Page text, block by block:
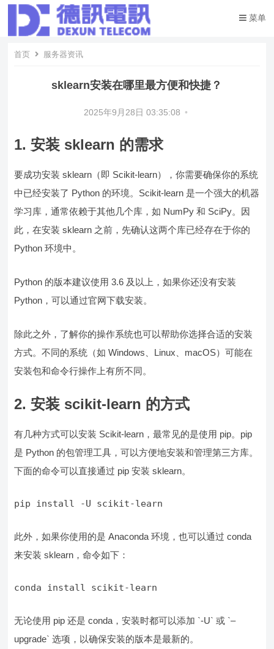
菜单
首页 服务器资讯
sklearn安装在哪里最方便和快捷？
2025年9月28日 03:35:08 •
1. 安装 sklearn 的需求
要成功安装 sklearn（即 Scikit-learn），你需要确保你的系统
中已经安装了 Python 的环境。Scikit-learn 是一个强大的机器
学习库，通常依赖于其他几个库，如 NumPy 和 SciPy。因
此，在安装 sklearn 之前，先确认这两个库已经存在于你的
Python 环境中。
Python 的版本建议使用 3.6 及以上，如果你还没有安装
Python，可以通过官网下载安装。
除此之外，了解你的操作系统也可以帮助你选择合适的安装
方式。不同的系统（如 Windows、Linux、macOS）可能在
安装包和命令行操作上有所不同。
2. 安装 scikit-learn 的方式
有几种方式可以安装 Scikit-learn，最常见的是使用 pip。pip
是 Python 的包管理工具，可以方便地安装和管理第三方库。
下面的命令可以直接通过 pip 安装 sklearn。
pip install -U scikit-learn
此外，如果你使用的是 Anaconda 环境，也可以通过 conda
来安装 sklearn，命令如下：
conda install scikit-learn
无论使用 pip 还是 conda，安装时都可以添加 `-U` 或 `–
upgrade` 选项，以确保安装的版本是最新的。